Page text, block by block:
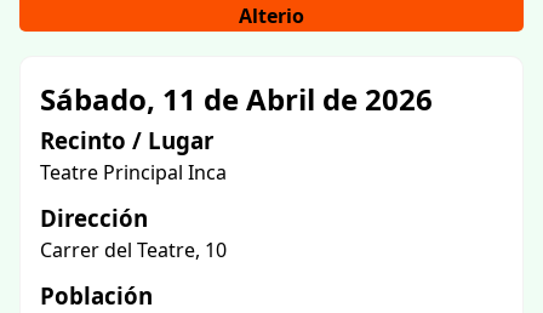
Alterio
Sábado, 11 de Abril de 2026
Recinto / Lugar
Teatre Principal Inca
Dirección
Carrer del Teatre, 10
Población